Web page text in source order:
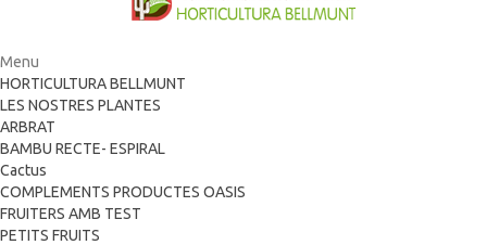
Menu
HORTICULTURA BELLMUNT
LES NOSTRES PLANTES
ARBRAT
BAMBU RECTE- ESPIRAL
Cactus
COMPLEMENTS PRODUCTES OASIS
FRUITERS AMB TEST
PETITS FRUITS